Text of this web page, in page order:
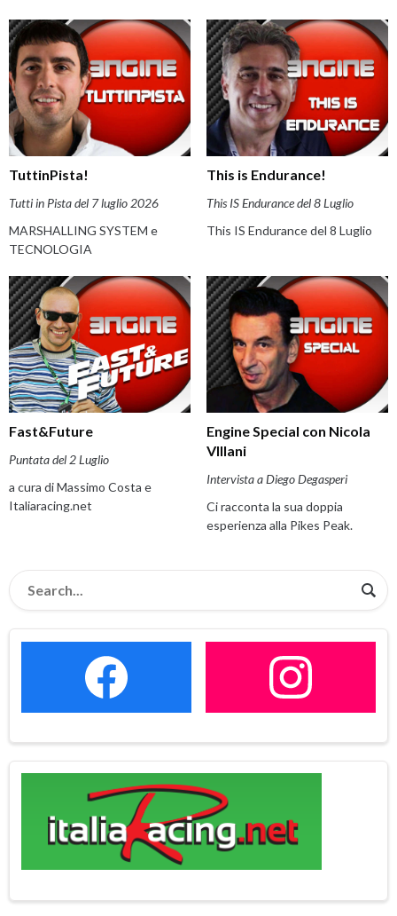
TuttinPista!
Tutti in Pista del 7 luglio 2026
MARSHALLING SYSTEM e
TECNOLOGIA
This is Endurance!
This IS Endurance del 8 Luglio
This IS Endurance del 8 Luglio
Fast&Future
Puntata del 2 Luglio
a cura di Massimo Costa e
Italiaracing.net
Engine Special con Nicola
VIllani
Intervista a Diego Degasperi
Ci racconta la sua doppia
esperienza alla Pikes Peak.